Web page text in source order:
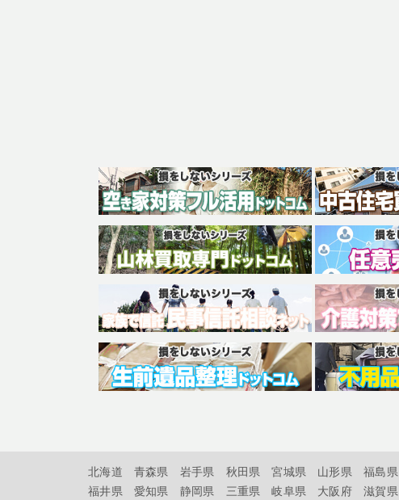
北海道 青森県 岩手県 秋田県 宮城県 山形県 福島県
福井県
愛知県 静岡県 三重県 岐阜県 大阪府 滋賀県